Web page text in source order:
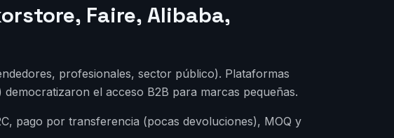
Faire, Alibaba,
profesionales, sector público). Plataformas
el acceso B2B para marcas pequeñas.
pago por transferencia (pocas devoluciones), MOQ y